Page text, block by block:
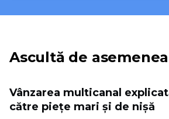
Ascultă de asemenea
Vânzarea multicanal
către piețe mari și de nișă